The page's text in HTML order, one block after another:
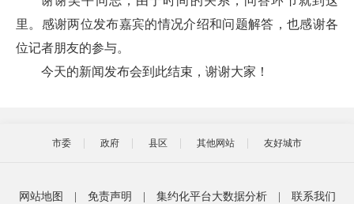
里。感谢两位发布嘉宾的情况介绍和问题解答，也感谢各
位记者朋友的参与。
今天的新闻发布会到此结束，谢谢大家！
市委 政府 县区 其他网站 友好城市
网站地图 免责声明 集约化平台大数据分析 联系我们